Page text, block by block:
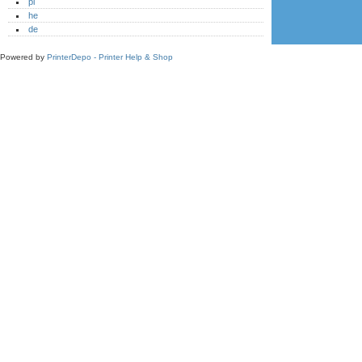
he
de
Powered by PrinterDepo - Printer Help & Shop